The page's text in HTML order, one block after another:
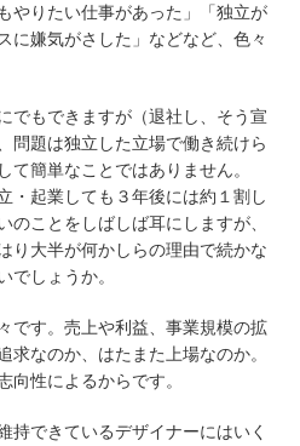
やりたい仕事があった」「独立が
に嫌気がさした」などなど、色々
でもできますが（退社し、そう宣
問題は独立した立場で働き続けら
簡単なことではありません。
・起業しても３年後には約１割し
ことをしばしば耳にしますが、
り大半が何かしらの理由で続かな
でしょうか。
です。売上や利益、事業規模の拡
求なのか、はたまた上場なのか。
向性によるからです。
持できているデザイナーにはいく